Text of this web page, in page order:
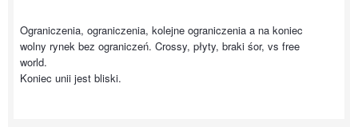
Ograniczenia, ograniczenia, kolejne ograniczenia a na koniec
wolny rynek bez ograniczeń. Crossy, płyty, braki śor, vs free
world.
Koniec unii jest bliski.